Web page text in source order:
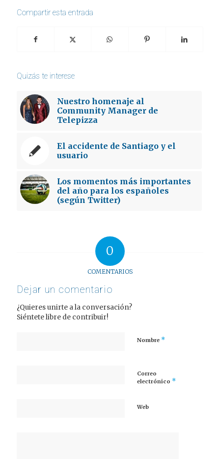
Compartir esta entrada
Quizás te interese
Nuestro homenaje al
Community Manager de
Telepizza
El accidente de Santiago y el
usuario
Los momentos más importantes
del año para los españoles
(según Twitter)
0
COMENTARIOS
Dejar un comentario
¿Quieres unirte a la conversación?
Siéntete libre de contribuir!
Nombre *
Correo
electrónico *
Web